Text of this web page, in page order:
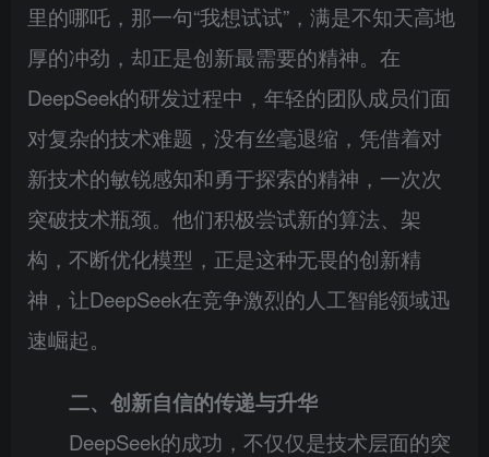
里的哪吒，那一句“我想试试”，满是不知天高地
厚的冲劲，却正是创新最需要的精神。在
DeepSeek的研发过程中，年轻的团队成员们面
对复杂的技术难题，没有丝毫退缩，凭借着对
新技术的敏锐感知和勇于探索的精神，一次次
突破技术瓶颈。他们积极尝试新的算法、架
构，不断优化模型，正是这种无畏的创新精
神，让DeepSeek在竞争激烈的人工智能领域迅
速崛起。
二、创新自信的传递与升华
DeepSeek的成功，不仅仅是技术层面的突